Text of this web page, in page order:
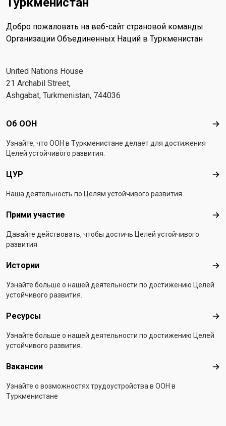
Добро пожаловать на веб-сайт страновой команды
Организации Объединенных Наций в Туркменистан
United Nations House
21 Archabil Street,
Ashgabat, Turkmenistan, 744036
Footer menu
Об ООН Об
Узнайте, что ООН в Туркменистанe делает для достижения
Целей устойчивого развития.
ЦУР
Наша деятельность по Целям устойчивого развития
Прими участие
Давайте действовать, чтобы достичь Целей устойчивого
развития
Истории
Узнайте больше о нашей деятельности по достижению Целей
устойчивого развития.
Ресурсы
Узнайте больше о нашей деятельности по достижению Целей
устойчивого развития.
Вакансии
Узнайте о возможностях трудоустройства в ООН в
Туркменистане